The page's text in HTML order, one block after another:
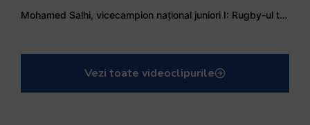
Mohamed Salhi, vicecampion național juniori I: Rugby-ul te învață să accepți și înfrângerile
Vezi toate videoclipurile